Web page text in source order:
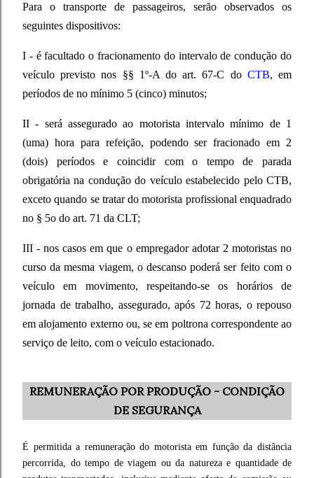
Para o transporte de passageiros, serão observados os
seguintes dispositivos:
I - é facultado o fracionamento do intervalo de condução do
veículo previsto nos §§ 1º-A do art. 67-C do CTB, em
períodos de no mínimo 5 (cinco) minutos;
II - será assegurado ao motorista intervalo mínimo de 1
(uma) hora para refeição, podendo ser fracionado em 2
(dois) períodos e coincidir com o tempo de parada
obrigatória na condução do veículo estabelecido pelo CTB,
exceto quando se tratar do motorista profissional enquadrado
no § 5o do art. 71 da CLT;
III - nos casos em que o empregador adotar 2 motoristas no
curso da mesma viagem, o descanso poderá ser feito com o
veículo em movimento, respeitando-se os horários de
jornada de trabalho, assegurado, após 72 horas, o repouso
em alojamento externo ou, se em poltrona correspondente ao
serviço de leito, com o veículo estacionado.
REMUNERAÇÃO POR PRODUÇÃO - CONDIÇÃO
DE SEGURANÇA
É permitida a remuneração do motorista em função da distância
percorrida, do tempo de viagem ou da natureza e quantidade de